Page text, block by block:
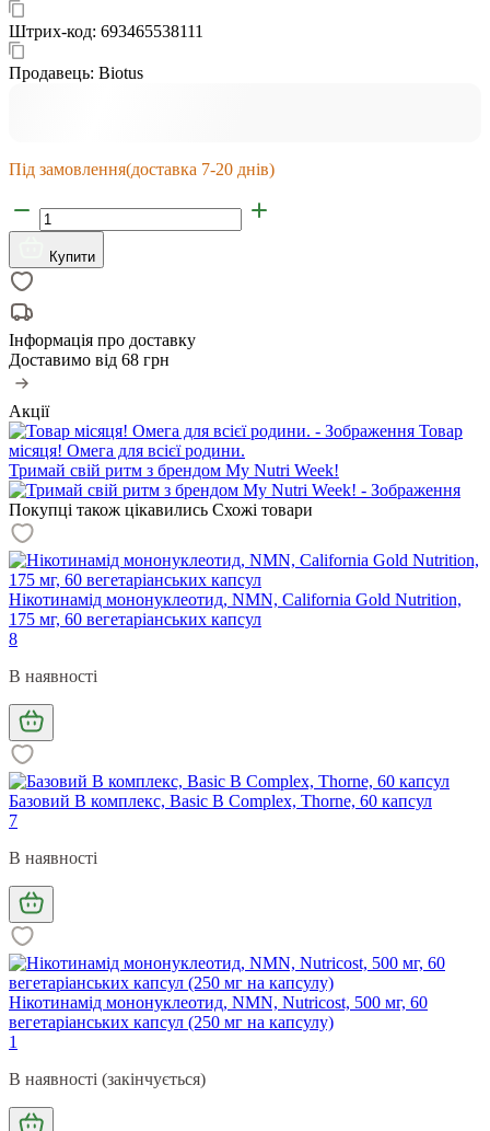
Штрих-код: 693465538111
Продавець: Biotus
Під замовлення(доставка 7-20 днів)
Купити
Інформація про доставку
Доставимо від 68 грн
Акції
Товар
місяця! Омега для всієї родини.
Тримай свій ритм з брендом My Nutri Week!
Покупці також цікавились Схожі товари
Нікотинамід мононуклеотид, NMN, California Gold Nutrition,
175 мг, 60 вегетаріанських капсул
8
В наявності
Базовий В комплекс, Basic B Complex, Thorne, 60 капсул
7
В наявності
Нікотинамід мононуклеотид, NMN, Nutricost, 500 мг, 60
вегетаріанських капсул (250 мг на капсулу)
1
В наявності (закінчується)